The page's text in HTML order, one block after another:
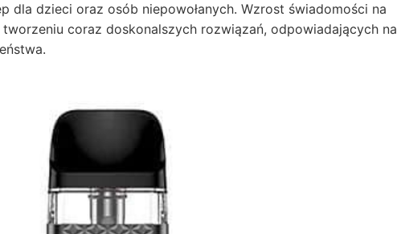
dla dzieci oraz osób niepowołanych. Wzrost świadomości na
coraz doskonalszych rozwiązań, odpowiadających na